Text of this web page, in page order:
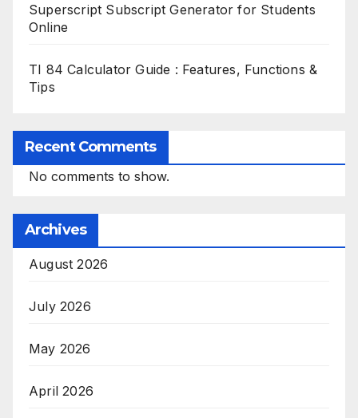
Superscript Subscript Generator for Students
Online
TI 84 Calculator Guide : Features, Functions &
Tips
Recent Comments
No comments to show.
Archives
August 2026
July 2026
May 2026
April 2026